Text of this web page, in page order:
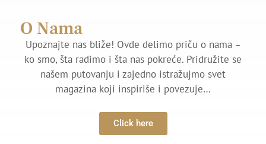
O Nama
Upoznajte nas bliže! Ovde delimo priču o nama –
ko smo, šta radimo i šta nas pokreće. Pridružite se
našem putovanju i zajedno istražujmo svet
magazina koji inspiriše i povezuje…
Click here